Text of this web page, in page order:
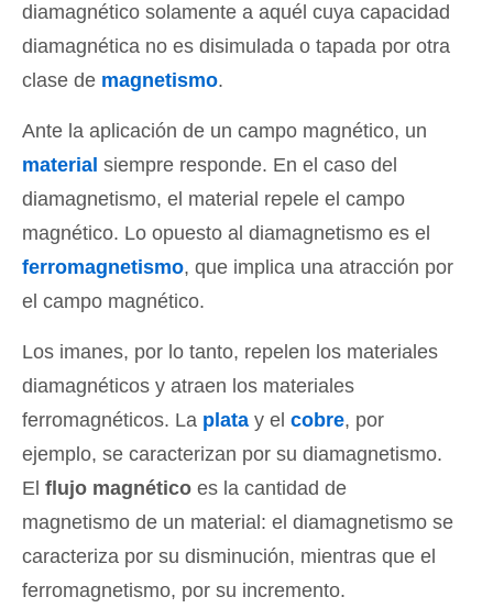
diamagnético solamente a aquél cuya capacidad
diamagnética no es disimulada o tapada por otra
clase de magnetismo.
Ante la aplicación de un campo magnético, un
material siempre responde. En el caso del
diamagnetismo, el material repele el campo
magnético. Lo opuesto al diamagnetismo es el
ferromagnetismo, que implica una atracción por
el campo magnético.
Los imanes, por lo tanto, repelen los materiales
diamagnéticos y atraen los materiales
ferromagnéticos. La plata y el cobre, por
ejemplo, se caracterizan por su diamagnetismo.
El flujo magnético es la cantidad de
magnetismo de un material: el diamagnetismo se
caracteriza por su disminución, mientras que el
ferromagnetismo, por su incremento.